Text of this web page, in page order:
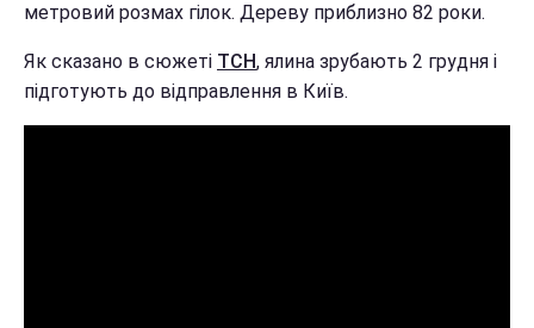
метровий розмах гілок. Дереву приблизно 82 роки.
Як сказано в сюжеті ТСН, ялина зрубають 2 грудня і
підготують до відправлення в Київ.